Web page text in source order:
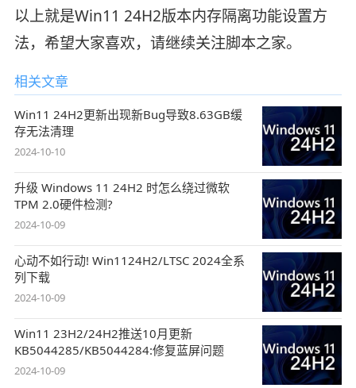
以上就是Win11 24H2版本内存隔离功能设置方
法，希望大家喜欢，请继续关注脚本之家。
相关文章
Win11 24H2更新出现新Bug导致8.63GB缓
存无法清理
2024-10-10
升级 Windows 11 24H2 时怎么绕过微软
TPM 2.0硬件检测?
2024-10-09
心动不如行动! Win1124H2/LTSC 2024全系
列下载
2024-10-09
Win11 23H2/24H2推送10月更新
KB5044285/KB5044284:修复蓝屏问题
2024-10-09